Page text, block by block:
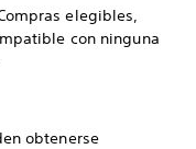
elegibles,
con ninguna
obtenerse